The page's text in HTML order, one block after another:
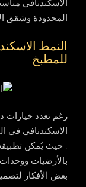
الاسكندنافي
المحدودة وشقق
النمط
للمطبخ
رغم تعدد خيارات
الاسكندنافي في
. حيث يُمكن
بالأرضيات
بعض الأفكار